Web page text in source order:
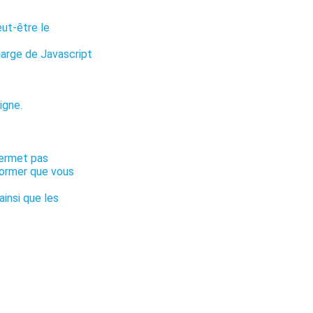
être le
de Javascript
pas
que vous
que les